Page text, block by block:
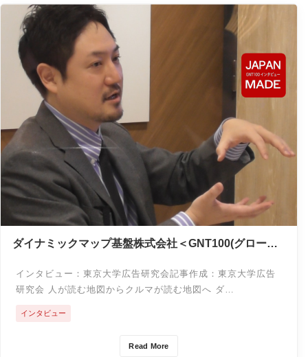
ダイナミックマップ基盤株式会社＜GNT100(グローバ
インタビュー：東京大学広告研究会記事作成：東京大学広告
研究会 人が読む地図からクルマが読む地図へ ダ…
Read More
インタビュー